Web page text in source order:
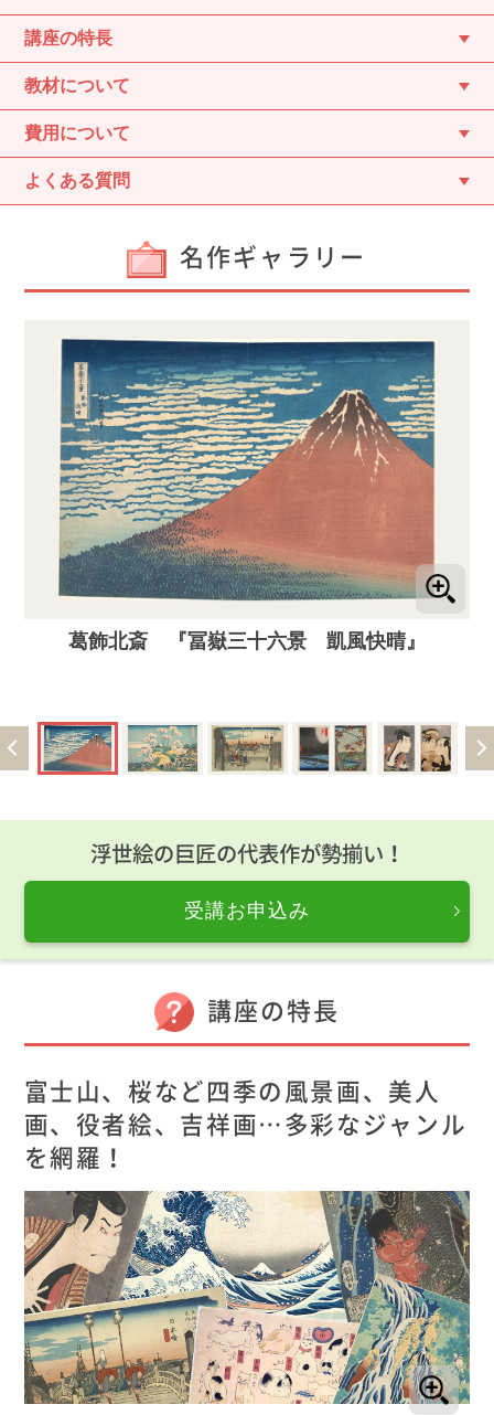
講座の特長
教材について
費用について
よくある質問
名作ギャラリー
葛飾北斎 『冨嶽三十六景 凱風快晴』
浮世絵の巨匠の代表作が勢揃い！
受講お申込み
講座の特長
富士山、桜など四季の風景画、美人
画、役者絵、吉祥画…多彩なジャンル
を網羅！